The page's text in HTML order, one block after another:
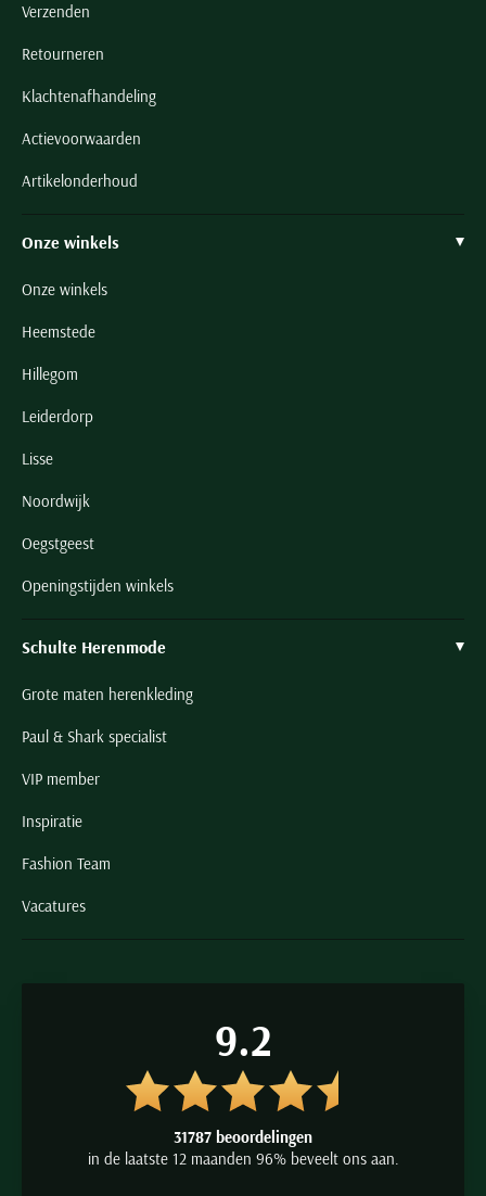
Verzenden
Retourneren
Klachtenafhandeling
Actievoorwaarden
Artikelonderhoud
Onze winkels
Onze winkels
Heemstede
Hillegom
Leiderdorp
Lisse
Noordwijk
Oegstgeest
Openingstijden winkels
Schulte Herenmode
Grote maten herenkleding
Paul & Shark specialist
VIP member
Inspiratie
Fashion Team
Vacatures
9.2
31787 beoordelingen
in de laatste 12 maanden 96% beveelt ons aan.